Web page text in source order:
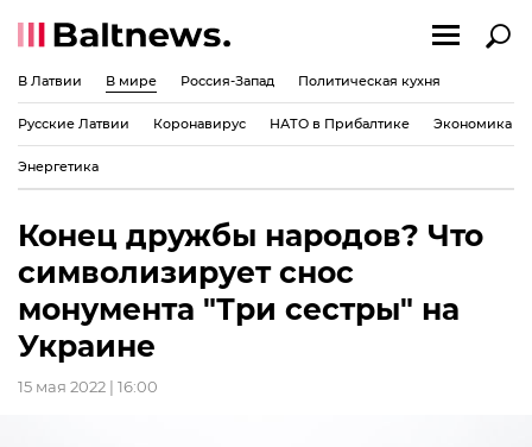
В Латвии В мире Россия-Запад Политическая кухня
Русские Латвии Коронавирус НАТО в Прибалтике Экономика
Энергетика
Конец дружбы народов? Что
символизирует снос
монумента "Три сестры" на
Украине
15 мая 2022 | 16:00